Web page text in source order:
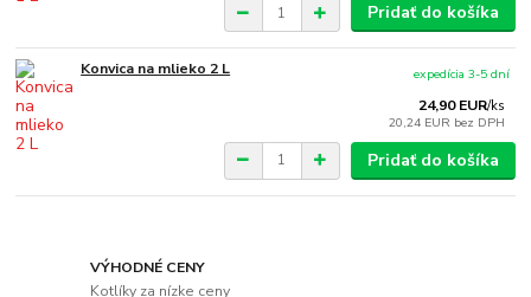
Pridať do košíka
Konvica na mlieko 2 L
24,90 EUR/ks
20,24 EUR bez DPH
expedícia 3-5 dní
Pridať do košíka
VÝHODNÉ CENY
Kotlíky za nízke ceny